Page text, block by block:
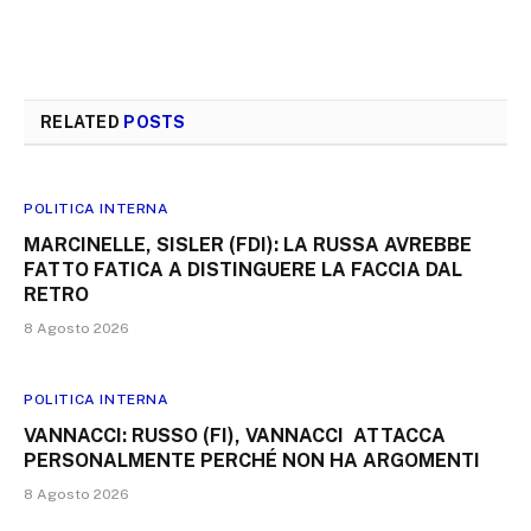
RELATED POSTS
POLITICA INTERNA
MARCINELLE, SISLER (FDI): LA RUSSA AVREBBE
FATTO FATICA A DISTINGUERE LA FACCIA DAL
RETRO
8 Agosto 2026
POLITICA INTERNA
VANNACCI: RUSSO (FI), VANNACCI ATTACCA
PERSONALMENTE PERCHÉ NON HA ARGOMENTI
8 Agosto 2026